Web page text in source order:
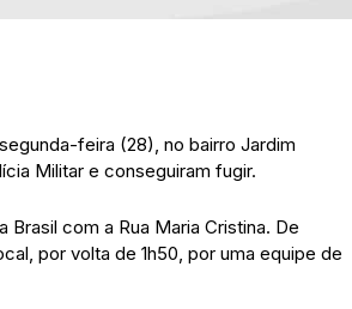
feira (28), no bairro Jardim
Militar e conseguiram fugir.
com a Rua Maria Cristina. De
por volta de 1h50, por uma equipe de